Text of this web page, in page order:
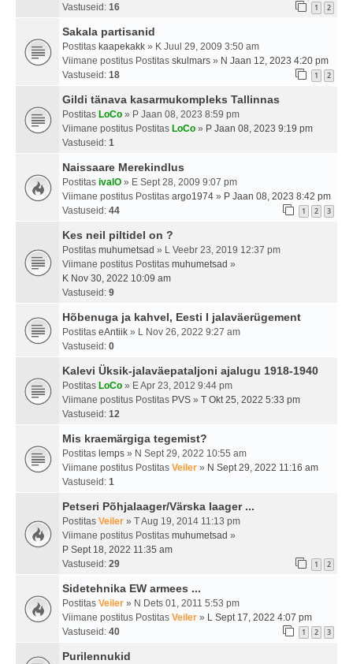
Vastuseid: 16 1 2
Sakala partisanid
Postitas kaapekakk » K Juul 29, 2009 3:50 am
Viimane postitus Postitas skulmars » N Jaan 12, 2023 4:20 pm
Vastuseid: 18 1 2
Gildi tänava kasarmukompleks Tallinnas
Postitas LoCo » P Jaan 08, 2023 8:59 pm
Viimane postitus Postitas LoCo » P Jaan 08, 2023 9:19 pm
Vastuseid: 1
Naissaare Merekindlus
Postitas ivalO » E Sept 28, 2009 9:07 pm
Viimane postitus Postitas argo1974 » P Jaan 08, 2023 8:42 pm
Vastuseid: 44 1 2 3
Kes neil piltidel on ?
Postitas muhumetsad » L Veebr 23, 2019 12:37 pm
Viimane postitus Postitas muhumetsad »
K Nov 30, 2022 10:09 am
Vastuseid: 9
Hõbenuga ja kahvel, Eesti I jalaväerügement
Postitas eAntiik » L Nov 26, 2022 9:27 am
Vastuseid: 0
Kalevi Üksik-jalaväepataljoni ajalugu 1918-1940
Postitas LoCo » E Apr 23, 2012 9:44 pm
Viimane postitus Postitas PVS » T Okt 25, 2022 5:33 pm
Vastuseid: 12
Mis kraemärgiga tegemist?
Postitas lemps » N Sept 29, 2022 10:55 am
Viimane postitus Postitas Veiler » N Sept 29, 2022 11:16 am
Vastuseid: 1
Petseri Põhjalaager/Värska laager ...
Postitas Veiler » T Aug 19, 2014 11:13 pm
Viimane postitus Postitas muhumetsad »
P Sept 18, 2022 11:35 am
Vastuseid: 29 1 2
Sidetehnika EW armees ...
Postitas Veiler » N Dets 01, 2011 5:53 pm
Viimane postitus Postitas Veiler » L Sept 17, 2022 4:07 pm
Vastuseid: 40 1 2 3
Purilennukid